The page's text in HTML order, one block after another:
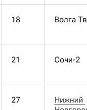
18 Волга
21 Сочи-2
27
Нижний